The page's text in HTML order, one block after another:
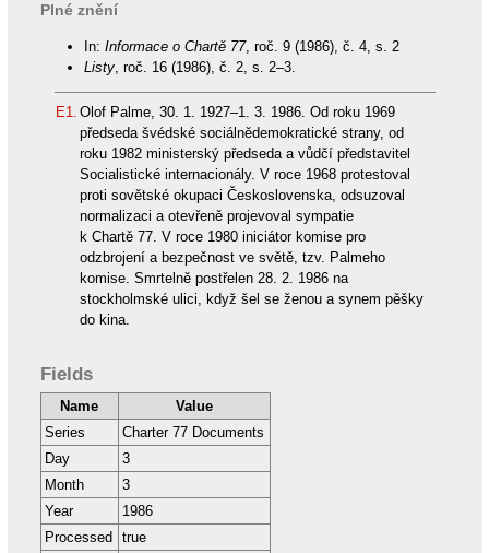
Plné znění
In: Informace o Chartě 77, roč. 9 (1986), č. 4, s. 2
Listy, roč. 16 (1986), č. 2, s. 2–3.
E1. Olof Palme, 30. 1. 1927–1. 3. 1986. Od roku 1969
předseda švédské sociálnědemokratické strany, od
roku 1982 ministerský předseda a vůdčí představitel
Socialistické internacionály. V roce 1968 protestoval
proti sovětské okupaci Československa, odsuzoval
normalizaci a otevřeně projevoval sympatie
k Chartě 77. V roce 1980 iniciátor komise pro
odzbrojení a bezpečnost ve světě, tzv. Palmeho
komise. Smrtelně postřelen 28. 2. 1986 na
stockholmské ulici, když šel se ženou a synem pěšky
do kina.
Fields
Name
Value
Series
Charter 77 Documents
Day
3
Month
3
Year
1986
Processed
true